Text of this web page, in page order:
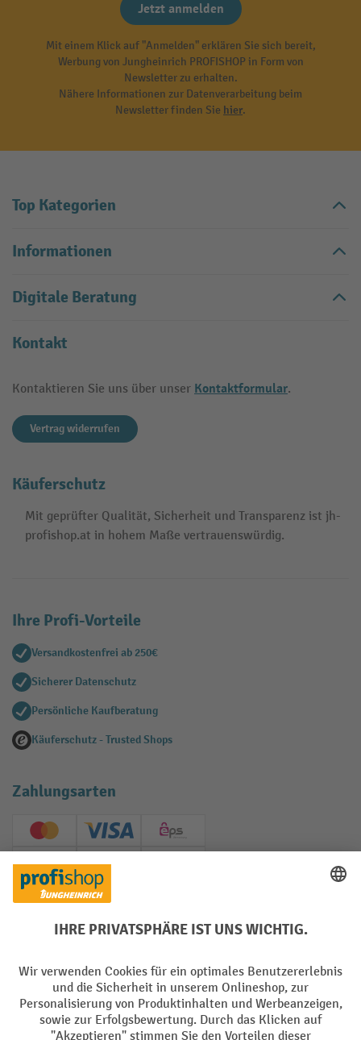
Jetzt anmelden
Mit einem Klick auf "Anmelden" erklären Sie sich bereit,
Werbung von Jungheinrich PROFISHOP in Form von
Newsletter zu erhalten.
Nähere Informationen zur Datenverarbeitung beim
Newsletter finden Sie hier.
Top Kategorien
Informationen
Digitale Beratung
Kontakt
Kontaktieren Sie uns über unser Kontaktformular.
Vertrag widerrufen
Käuferschutz
Mit geprüfter Qualität, Sicherheit und Transparenz ist jh-
profishop.at in hohem Maße vertrauenswürdig.
Ihre Profi-Vorteile
Versandkostenfrei ab 250€
Sicherer Datenschutz
Persönliche Kaufberatung
Käuferschutz - Trusted Shops
Zahlungsarten
Creditcard (Master)Creditcard (Visa)
EPS
PayPal
Soziale Netzwerke
Impressum Datenschutz